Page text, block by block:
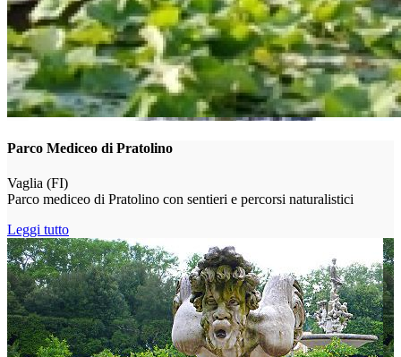
Parco Mediceo di Pratolino
Vaglia (FI)
Parco mediceo di Pratolino con sentieri e percorsi naturalistici
Leggi tutto